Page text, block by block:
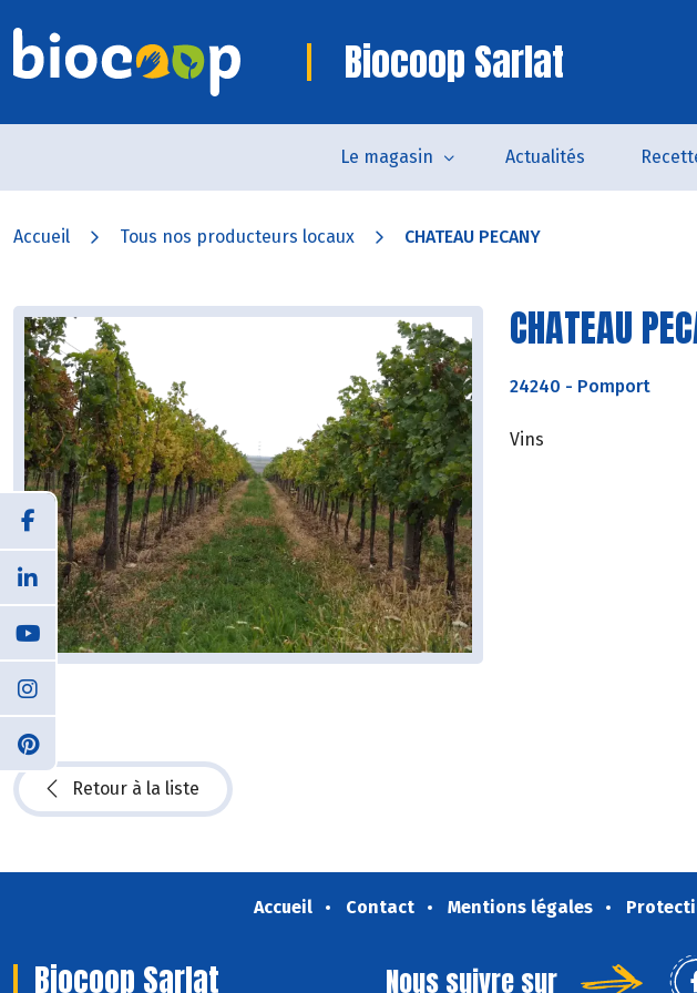
Biocoop Sarlat
Le magasin Actualités
Accueil Tous nos producteurs locaux CHATEAU PECANY
CHATEAU
24240 - Pomport
Vins
Retour à la liste
Accueil Contact Mentions légales
Biocoop Sarlat Nous suivre sur